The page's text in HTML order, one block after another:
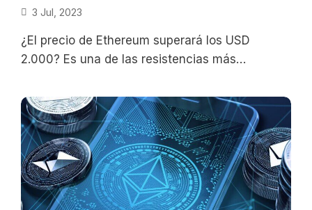
3 Jul, 2023
¿El precio de Ethereum superará los USD
2.000? Es una de las resistencias más